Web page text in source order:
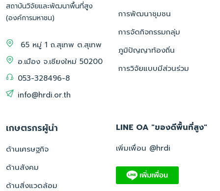
สถาบันวิจัยและพัฒนาพื้นที่สูง
(องค์การมหาชน)
65 หมู่ 1 ถ.สุเทพ ต.สุเทพ
อ.เมือง จ.เชียงใหม่ 50200
053-328496-8
info@hrdi.or.th
การพัฒนาชุมชน
การจัดกิจกรรมกลุ่ม
ภูมิปัญญาท้องถิ่น
การวิจัยแบบมีส่วนร่วม
เกษตรกรผู้นำ
ด้านเศรษฐกิจ
ด้านสังคม
ด้านสิ่งแวดล้อม
LINE OA "ของดีพื้นที่สูง"
เพิ่มเพื่อน @hrdi